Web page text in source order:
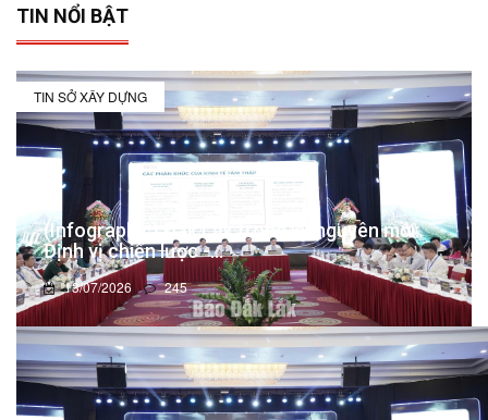
TIN NỔI BẬT
TIN SỞ XÂY DỰNG
(Infographic) Đắk Lắk trong kỷ nguyên mới:
Định vị chiến lược -...
13/07/2026 245